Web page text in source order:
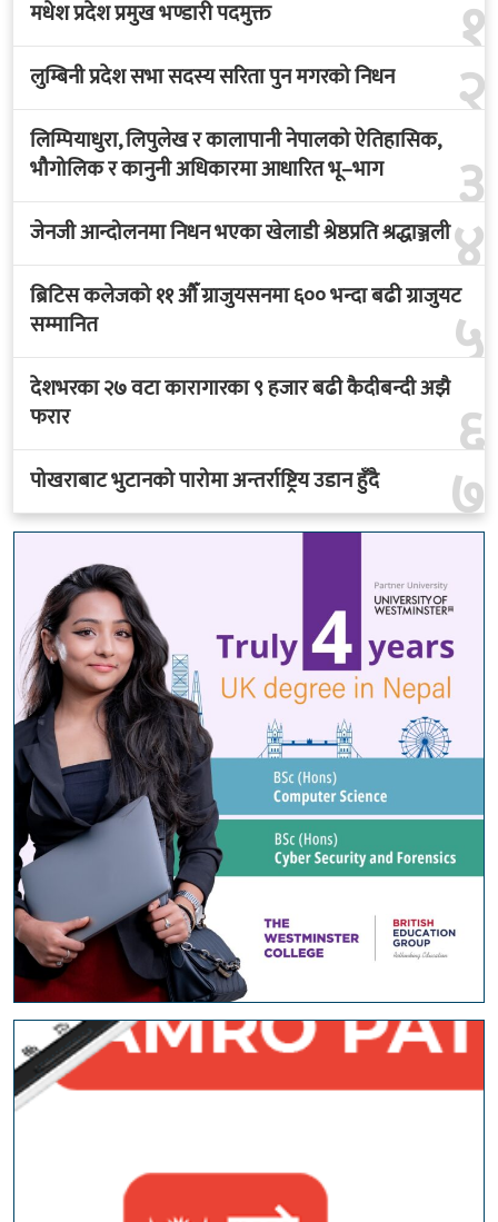
१
मधेश प्रदेश प्रमुख भण्डारी पदमुक्त
२
लुम्बिनी प्रदेश सभा सदस्य सरिता पुन मगरको निधन
३
लिम्पियाधुरा, लिपुलेख र कालापानी नेपालको ऐतिहासिक,
भौगोलिक र कानुनी अधिकारमा आधारित भू–भाग
४
जेनजी आन्दोलनमा निधन भएका खेलाडी श्रेष्ठप्रति श्रद्धाञ्जली
५
ब्रिटिस कलेजको ११ औँ ग्राजुयसनमा ६०० भन्दा बढी ग्राजुयट
सम्मानित
६
देशभरका २७ वटा कारागारका ९ हजार बढी कैदीबन्दी अझै
फरार
७
पोखराबाट भुटानको पारोमा अन्तर्राष्ट्रिय उडान हुँदै